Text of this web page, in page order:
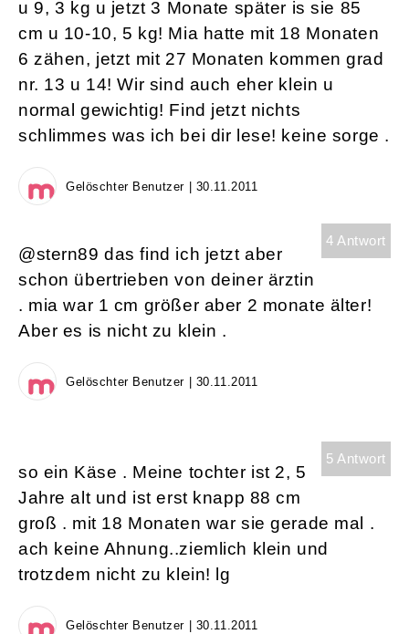
u 9, 3 kg u jetzt 3 Monate später is sie 85
cm u 10-10, 5 kg! Mia hatte mit 18 Monaten
6 zähen, jetzt mit 27 Monaten kommen grad
nr. 13 u 14! Wir sind auch eher klein u
normal gewichtig! Find jetzt nichts
schlimmes was ich bei dir lese! keine sorge .
Gelöschter Benutzer | 30.11.2011
4 Antwort
@stern89 das find ich jetzt aber
schon übertrieben von deiner ärztin
. mia war 1 cm größer aber 2 monate älter!
Aber es is nicht zu klein .
Gelöschter Benutzer | 30.11.2011
5 Antwort
so ein Käse . Meine tochter ist 2, 5
Jahre alt und ist erst knapp 88 cm
groß . mit 18 Monaten war sie gerade mal .
ach keine Ahnung..ziemlich klein und
trotzdem nicht zu klein! lg
Gelöschter Benutzer | 30.11.2011